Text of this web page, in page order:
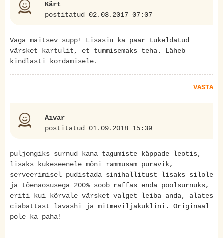
Kärt
postitatud 02.08.2017 07:07
Väga maitsev supp! Lisasin ka paar tükeldatud
värsket kartulit, et tummisemaks teha. Läheb
kindlasti kordamisele.
VASTA
Aivar
postitatud 01.09.2018 15:39
puljongiks surnud kana tagumiste käppade leotis,
lisaks kukeseenele mõni rammusam puravik,
serveerimisel pudistada sinihallitust lisaks silole
ja tõenäosusega 200% sööb raffas enda poolsurnuks,
eriti kui kõrvale värsket valget leiba anda, alates
ciabattast lavashi ja mitmeviljakuklini. Originaal
pole ka paha!